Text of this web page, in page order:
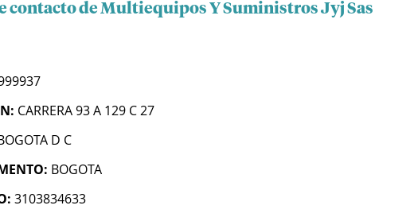
contacto de Multiequipos Y Suministros Jyj Sas
CARRERA 93 A 129 C 27
D C
BOGOTA
3103834633